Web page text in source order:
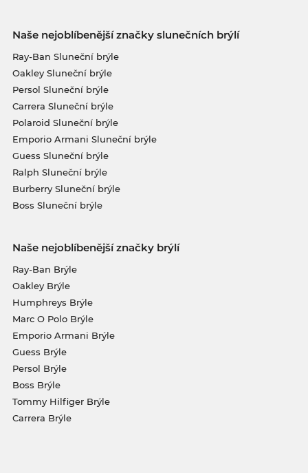
Naše nejoblíbenější značky slunečních brýlí
Ray-Ban Sluneční brýle
Oakley Sluneční brýle
Persol Sluneční brýle
Carrera Sluneční brýle
Polaroid Sluneční brýle
Emporio Armani Sluneční brýle
Guess Sluneční brýle
Ralph Sluneční brýle
Burberry Sluneční brýle
Boss Sluneční brýle
Naše nejoblíbenější značky brýlí
Ray-Ban Brýle
Oakley Brýle
Humphreys Brýle
Marc O Polo Brýle
Emporio Armani Brýle
Guess Brýle
Persol Brýle
Boss Brýle
Tommy Hilfiger Brýle
Carrera Brýle